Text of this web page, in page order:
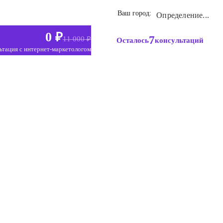
Ваш город: Определение...
0 ₽11 000 ₽
с интернет-маркетологом
Осталось7консультаций